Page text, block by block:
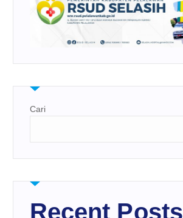
Cari
Recent Posts